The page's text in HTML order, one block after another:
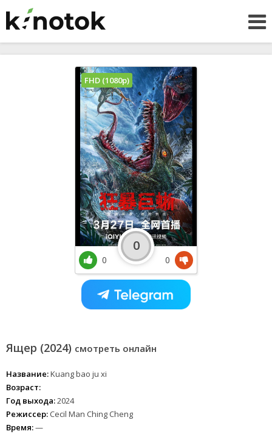
Ящер (2024) смотреть онлайн
Название:Kuang bao ju xi
Возраст:
Год выхода:2024
Режиссер: Cecil Man Ching Cheng
Время:—
FHD (1080p)
0
0
0